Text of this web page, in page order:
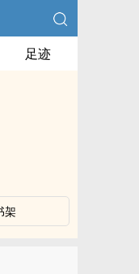
足迹
架